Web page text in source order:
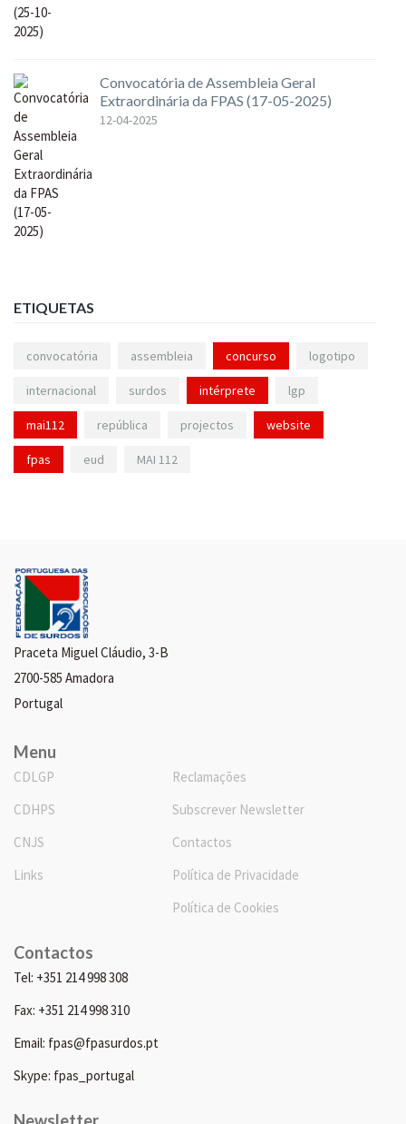
Convocatória de Assembleia Geral
Extraordinária da FPAS (17-05-2025)
12-04-2025
ETIQUETAS
convocatória assembleia concurso logotipo
internacional surdos intérprete lgp
mai112 república projectos website
fpas eud MAI 112
Praceta Miguel Cláudio, 3-B
2700-585 Amadora
Portugal
Menu
CDLGP
CDHPS
CNJS
Links
Reclamações
Subscrever Newsletter
Contactos
Política de Privacidade
Política de Cookies
Contactos
Tel: +351 214 998 308
Fax: +351 214 998 310
Email: fpas@fpasurdos.pt
Skype: fpas_portugal